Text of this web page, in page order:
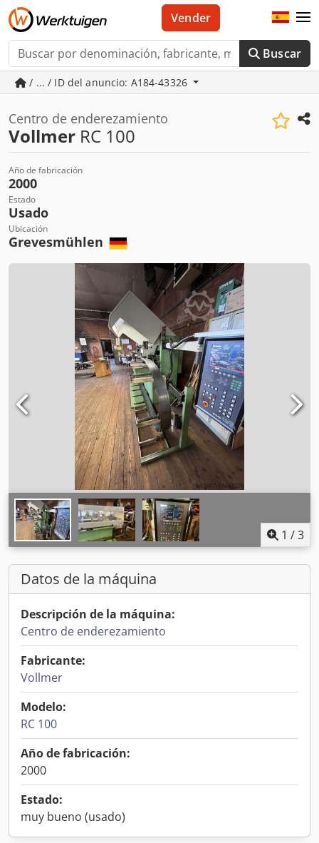
Buscar
Vender
/ ... / ID del anuncio: A184-43326
Centro de enderezamiento
Vollmer RC 100
Año de fabricación
2000
Estado
Usado
Ubicación
Grevesmühlen
1 /3
Datos de la máquina
Descripción de la máquina:
Centro de enderezamiento
Fabricante:
Vollmer
Modelo:
RC 100
Año de fabricación:
2000
Estado:
muy bueno (usado)